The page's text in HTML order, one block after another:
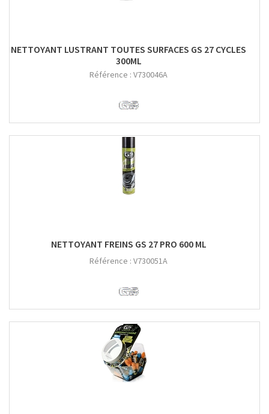
NETTOYANT LUSTRANT TOUTES SURFACES GS 27 CYCLES
300ML
Référence : V730046A
NETTOYANT FREINS GS 27 PRO 600 ML
Référence : V730051A